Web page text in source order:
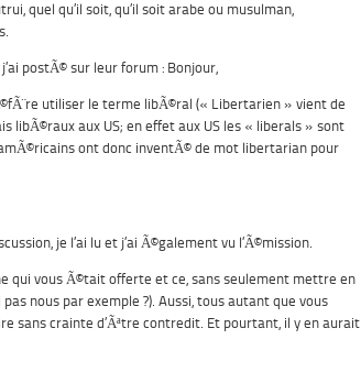
quel qu’il soit, qu’il soit arabe ou musulman,
postÃ© sur leur forum : Bonjour,
utiliser le terme libÃ©ral (« Libertarien » vient de
libÃ©raux aux US; en effet aux US les « liberals » sont
ont donc inventÃ© de mot libertarian pour
je l’ai lu et j’ai Ã©galement vu l’Ã©mission.
qui vous Ã©tait offerte et ce, sans seulement mettre en
nous par exemple ?). Aussi, tous autant que vous
sans crainte d’Ãªtre contredit. Et pourtant, il y en aurait